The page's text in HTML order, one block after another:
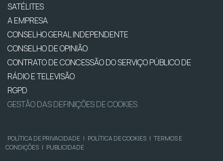
SATÉLITES
A EMPRESA
CONSELHO GERAL INDEPENDENTE
CONSELHO DE OPINIÃO
CONTRATO DE CONCESSÃO DO SERVIÇO PÚBLICO DE
RÁDIO E TELEVISÃO
RGPD
GESTÃO DAS DEFINIÇÕES DE COOKIES
POLÍTICA DE PRIVACIDADE | POLÍTICA DE COOKIES | TERMOS E
CONDIÇÕES | PUBLICIDADE